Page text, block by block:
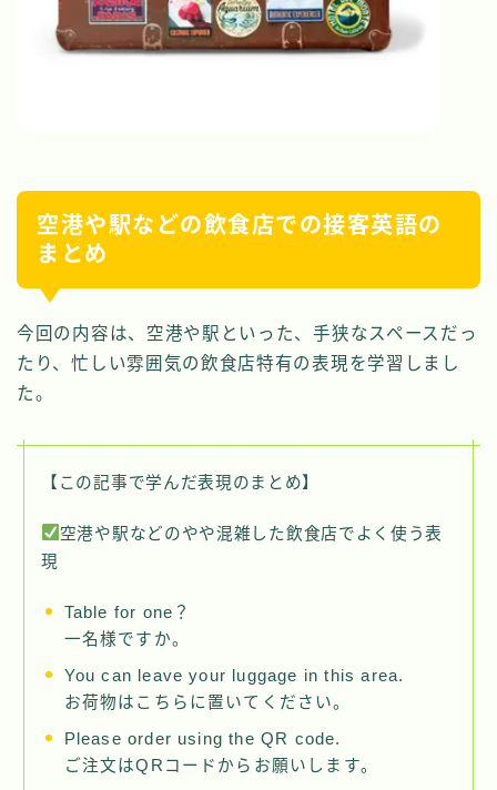
空港や駅などの飲食店での接客英語の
まとめ
今回の内容は、空港や駅といった、手狭なスペースだっ
たり、忙しい雰囲気の飲食店特有の表現を学習しまし
た。
【この記事で学んだ表現のまとめ】
空港や駅などのやや混雑した飲食店でよく使う表
現
Table for one？
一名様ですか。
You can leave your luggage in this area.
お荷物はこちらに置いてください。
Please order using the QR code.
ご注文はQRコードからお願いします。